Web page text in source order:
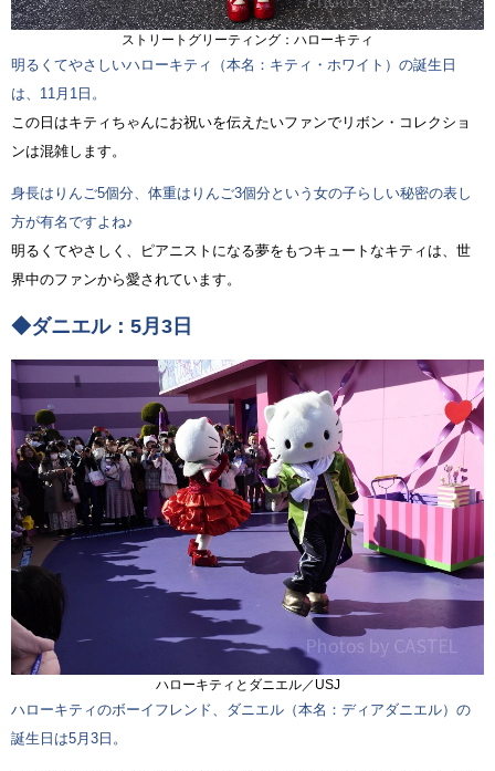
ストリートグリーティング：ハローキティ
明るくてやさしいハローキティ（本名：キティ・ホワイト）の誕生日
は、11月1日。
この日はキティちゃんにお祝いを伝えたいファンでリボン・コレクショ
ンは混雑します。
身長はりんご5個分、体重はりんご3個分という女の子らしい秘密の表し
方が有名ですよね♪
明るくてやさしく、ピアニストになる夢をもつキュートなキティは、世
界中のファンから愛されています。
◆ダニエル：5月3日
ハローキティとダニエル／USJ
ハローキティのボーイフレンド、ダニエル（本名：ディアダニエル）の
誕生日は5月3日。